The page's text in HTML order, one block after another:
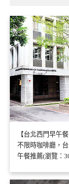
【台北西門早午
不限時咖啡廳，
午餐推薦(瀏覽：